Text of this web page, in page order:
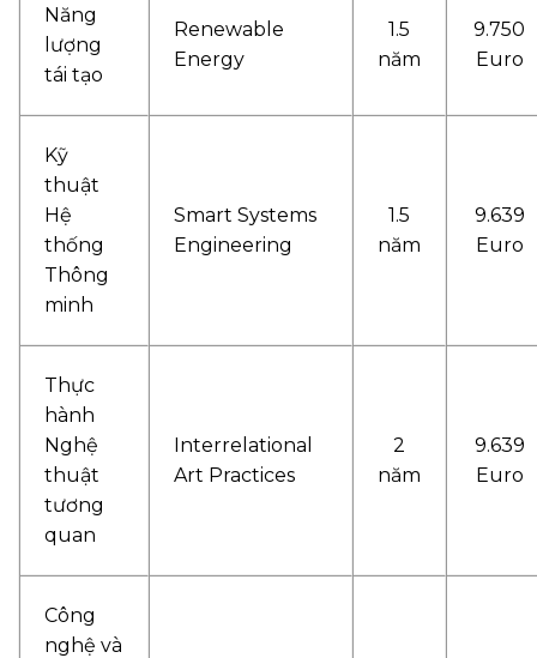
Năng
lượng
tái tạo
Renewable
Energy
1.5
năm
9.750
Euro
Kỹ
thuật
Hệ
thống
Thông
minh
Smart Systems
Engineering
1.5
năm
9.639
Euro
Thực
hành
Nghệ
thuật
tương
quan
Interrelational
Art Practices
2
năm
9.639
Euro
Công
nghệ và